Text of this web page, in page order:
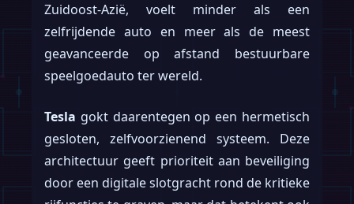
Zuidoost-Azië, voelt minder als een
zelfrijdende auto en meer als de meest
geavanceerde op afstand bestuurbare
speelgoedauto ter wereld.
Tesla gokt daarentegen op een hermetisch
gesloten, zelfvoorzienend systeem. Deze
architectuur geeft prioriteit aan beveiliging
door een digitale slotgracht rond de kritieke